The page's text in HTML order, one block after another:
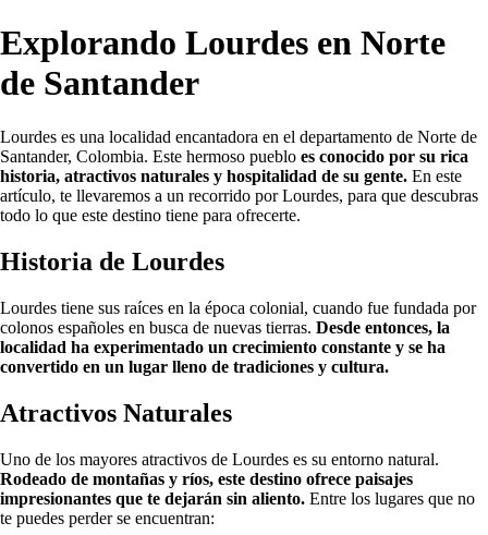
Explorando Lourdes en Norte
de Santander
Lourdes es una localidad encantadora en el departamento de Norte de
Santander, Colombia. Este hermoso pueblo es conocido por su rica
historia, atractivos naturales y hospitalidad de su gente. En este
artículo, te llevaremos a un recorrido por Lourdes, para que descubras
todo lo que este destino tiene para ofrecerte.
Historia de Lourdes
Lourdes tiene sus raíces en la época colonial, cuando fue fundada por
colonos españoles en busca de nuevas tierras. Desde entonces, la
localidad ha experimentado un crecimiento constante y se ha
convertido en un lugar lleno de tradiciones y cultura.
Atractivos Naturales
Uno de los mayores atractivos de Lourdes es su entorno natural.
Rodeado de montañas y ríos, este destino ofrece paisajes
impresionantes que te dejarán sin aliento. Entre los lugares que no
te puedes perder se encuentran: